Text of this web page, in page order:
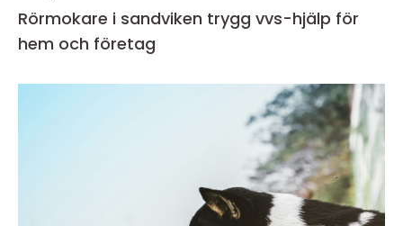
Rörmokare i sandviken trygg vvs-hjälp för
hem och företag